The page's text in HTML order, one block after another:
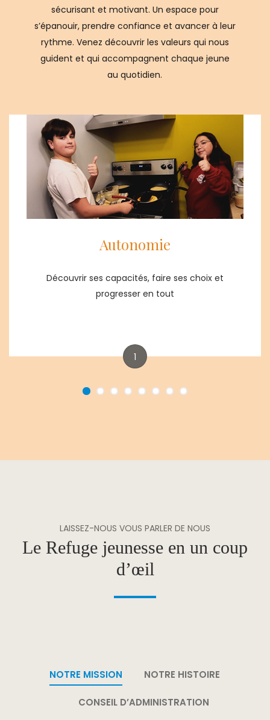
sécurisant et motivant. Un espace pour
s’épanouir, prendre confiance et avancer à leur
rythme. Venez découvrir les valeurs qui nous
guident et qui accompagnent chaque jeune
au quotidien.
Autonomie
Découvrir ses capacités, faire ses choix et
progresser en tout
1
LAISSEZ-NOUS VOUS PARLER DE NOUS
Le Refuge jeunesse en un coup
d’œil
NOTRE MISSION NOTRE HISTOIRE
CONSEIL D’ADMINISTRATION